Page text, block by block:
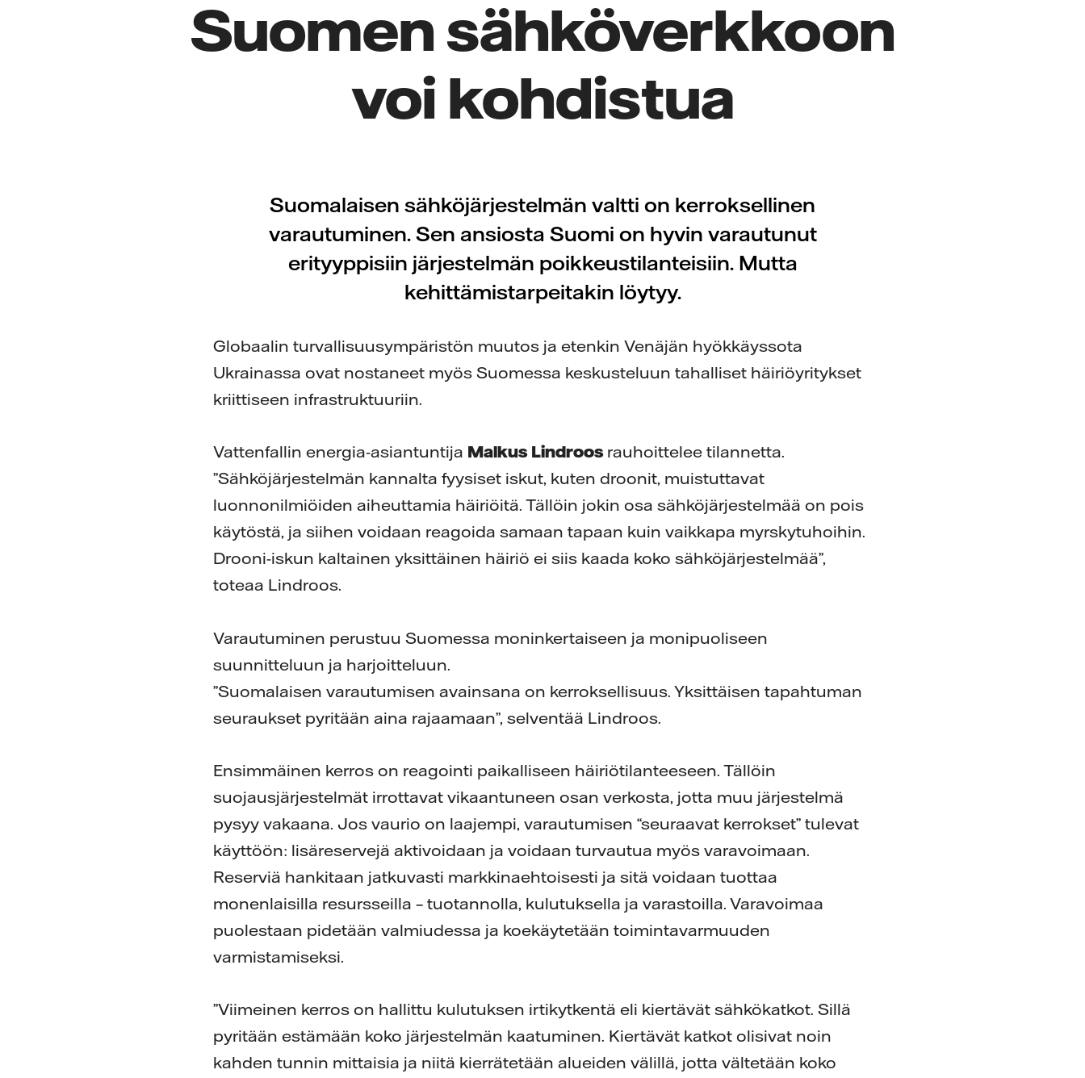
Suomen sähköverkkoon
voi kohdistua
Suomalaisen sähköjärjestelmän valtti on kerroksellinen
varautuminen. Sen ansiosta Suomi on hyvin varautunut
erityyppisiin järjestelmän poikkeustilanteisiin. Mutta
kehittämistarpeitakin löytyy.
Globaalin turvallisuusympäristön muutos ja etenkin Venäjän hyökkäyssota
Ukrainassa ovat nostaneet myös Suomessa keskusteluun tahalliset häiriöyritykset
kriittiseen infrastruktuuriin.
Vattenfallin energia-asiantuntija Malkus Lindroosrauhoittelee tilannetta.
”Sähköjärjestelmän kannalta fyysiset iskut, kuten droonit, muistuttavat
luonnonilmiöiden aiheuttamia häiriöitä. Tällöin jokin osa sähköjärjestelmää on pois
käytöstä, ja siihen voidaan reagoida samaan tapaan kuin vaikkapa myrskytuhoihin.
Drooni-iskun kaltainen yksittäinen häiriö ei siis kaada koko sähköjärjestelmää”,
toteaa Lindroos.
Varautuminen perustuu Suomessa moninkertaiseen ja monipuoliseen
suunnitteluun ja harjoitteluun.
”Suomalaisen varautumisen avainsana on kerroksellisuus. Yksittäisen tapahtuman
seuraukset pyritään aina rajaamaan”, selventää Lindroos.
Ensimmäinen kerros on reagointi paikalliseen häiriötilanteeseen. Tällöin
suojausjärjestelmät irrottavat vikaantuneen osan verkosta, jotta muu järjestelmä
pysyy vakaana. Jos vaurio on laajempi, varautumisen “seuraavat kerrokset” tulevat
käyttöön: lisäreservejä aktivoidaan ja voidaan turvautua myös varavoimaan.
Reserviä hankitaan jatkuvasti markkinaehtoisesti ja sitä voidaan tuottaa
monenlaisilla resursseilla – tuotannolla, kulutuksella ja varastoilla. Varavoimaa
puolestaan pidetään valmiudessa ja koekäytetään toimintavarmuuden
varmistamiseksi.
”Viimeinen kerros on hallittu kulutuksen irtikytkentä eli kiertävät sähkökatkot. Sillä
pyritään estämään koko järjestelmän kaatuminen. Kiertävät katkot olisivat noin
kahden tunnin mittaisia ja niitä kierrätetään alueiden välillä, jotta vältetään koko